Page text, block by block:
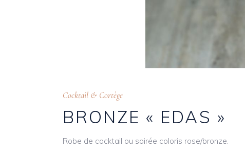
Cocktail & Cortège
BRONZE « EDAS »
Robe de cocktail ou soirée coloris rose/bronze.